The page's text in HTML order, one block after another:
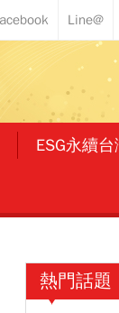
ESG永續台
熱門話題